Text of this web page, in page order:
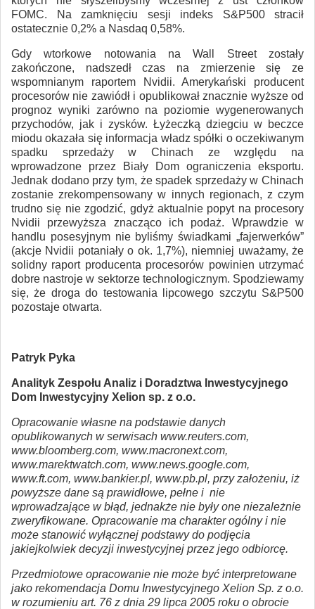
FOMC. Na zamknięciu sesji indeks S&P500 stracił
ostatecznie 0,2% a Nasdaq 0,58%.
Gdy wtorkowe notowania na Wall Street zostały
zakończone, nadszedł czas na zmierzenie się ze
wspomnianym raportem Nvidii. Amerykański producent
procesorów nie zawiódł i opublikował znacznie wyższe od
prognoz wyniki zarówno na poziomie wygenerowanych
przychodów, jak i zysków. Łyżeczką dziegciu w beczce
miodu okazała się informacja władz spółki o oczekiwanym
spadku sprzedaży w Chinach ze względu na
wprowadzone przez Biały Dom ograniczenia eksportu.
Jednak dodano przy tym, że spadek sprzedaży w Chinach
zostanie zrekompensowany w innych regionach, z czym
trudno się nie zgodzić, gdyż aktualnie popyt na procesory
Nvidii przewyższa znacząco ich podaż. Wprawdzie w
handlu posesyjnym nie byliśmy świadkami „fajerwerków”
(akcje Nvidii potaniały o ok. 1,7%), niemniej uważamy, że
solidny raport producenta procesorów powinien utrzymać
dobre nastroje w sektorze technologicznym. Spodziewamy
się, że droga do testowania lipcowego szczytu S&P500
pozostaje otwarta.
Patryk Pyka
Analityk Zespołu Analiz i Doradztwa Inwestycyjnego
Dom Inwestycyjny Xelion sp. z o.o.
Opracowanie własne na podstawie danych
opublikowanych w serwisach www.reuters.com,
www.bloomberg.com, www.macronext.com,
www.marektwatch.com, www.news.google.com,
www.ft.com, www.bankier.pl, www.pb.pl, przy założeniu, iż
powyższe dane są prawidłowe, pełne i nie
wprowadzające w błąd, jednakże nie były one niezależnie
zweryfikowane. Opracowanie ma charakter ogólny i nie
może stanowić wyłącznej podstawy do podjęcia
jakiejkolwiek decyzji inwestycyjnej przez jego odbiorcę.
Przedmiotowe opracowanie nie może być interpretowane
jako rekomendacja Domu Inwestycyjnego Xelion Sp. z o.o.
w rozumieniu art. 76 z dnia 29 lipca 2005 roku o obrocie